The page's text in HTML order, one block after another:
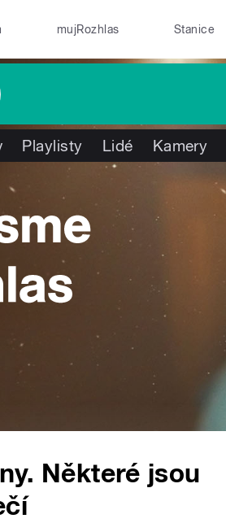
mujRozhlas Stanice
Playlisty Lidé Kamery
Některé jsou